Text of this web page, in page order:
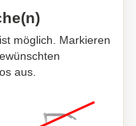
möglich. Markieren
aus.